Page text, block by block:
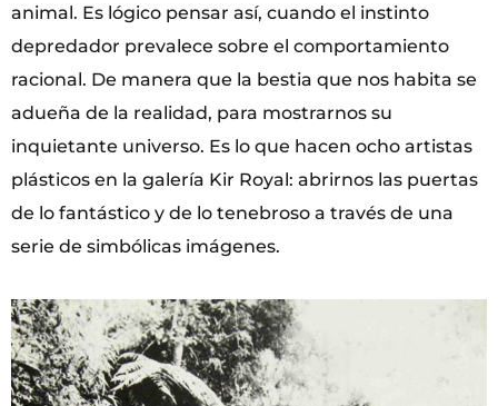
animal. Es lógico pensar así, cuando el instinto
depredador prevalece sobre el comportamiento
racional. De manera que la bestia que nos habita se
adueña de la realidad, para mostrarnos su
inquietante universo. Es lo que hacen ocho artistas
plásticos en la galería Kir Royal: abrirnos las puertas
de lo fantástico y de lo tenebroso a través de una
serie de simbólicas imágenes.